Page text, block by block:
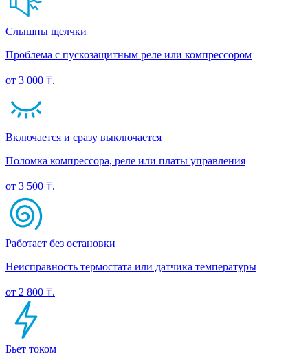
Слышны щелчки
Проблема с пускозащитным реле или компрессором
от 3 000 ₸.
Включается и сразу выключается
Поломка компрессора, реле или платы управления
от 3 500 ₸.
Работает без остановки
Неисправность термостата или датчика температуры
от 2 800 ₸.
Бьет током